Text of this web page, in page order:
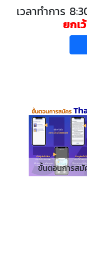
เวลาทำการ
ยกเ
ขั้นตอนการสมั